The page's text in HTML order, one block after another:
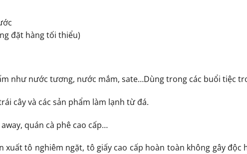
đặt hàng tối thiểu)
như nước tương, nước mắm, sate…Dùng trong các buổi tiệc
cây và các sản phẩm làm lạnh từ đá.
quán cà phê cao cấp…
tô nghiêm ngặt, tô giấy cao cấp hoàn toàn không gây độc